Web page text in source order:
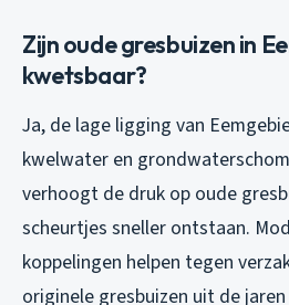
Zijn oude gresbuizen in
kwetsbaar?
Ja, de lage ligging van
kwelwater en
verhoogt de druk op oude
scheurtjes sneller ontstaan.
koppelingen helpen tegen
originele gresbuizen uit de